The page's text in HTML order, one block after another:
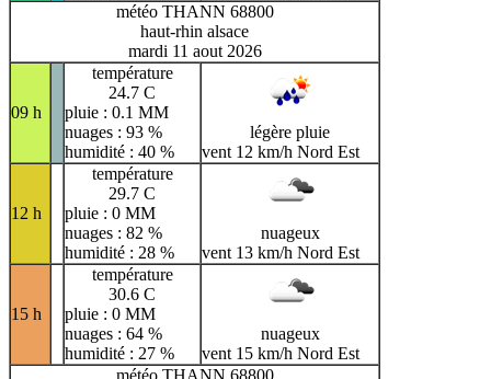
météo THANN 68800
haut-rhin alsace
mardi 11 aout 2026
09 h
température
24.7 C
pluie : 0.1 MM
nuages : 93 %
humidité : 40 %
légère pluie
vent 12 km/h Nord Est
12 h
température
29.7 C
pluie : 0 MM
nuages : 82 %
humidité : 28 %
nuageux
vent 13 km/h Nord Est
15 h
température
30.6 C
pluie : 0 MM
nuages : 64 %
humidité : 27 %
nuageux
vent 15 km/h Nord Est
météo THANN 68800